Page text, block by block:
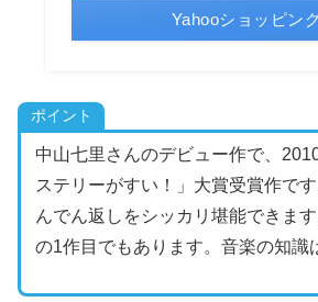
Yahooショッピン
ポイント
中山七里さんのデビュー作で、
ステリーがすい！」大賞受賞作で
んでん返しをシッカリ堪能できま
の1作目でもあります。音楽の知識